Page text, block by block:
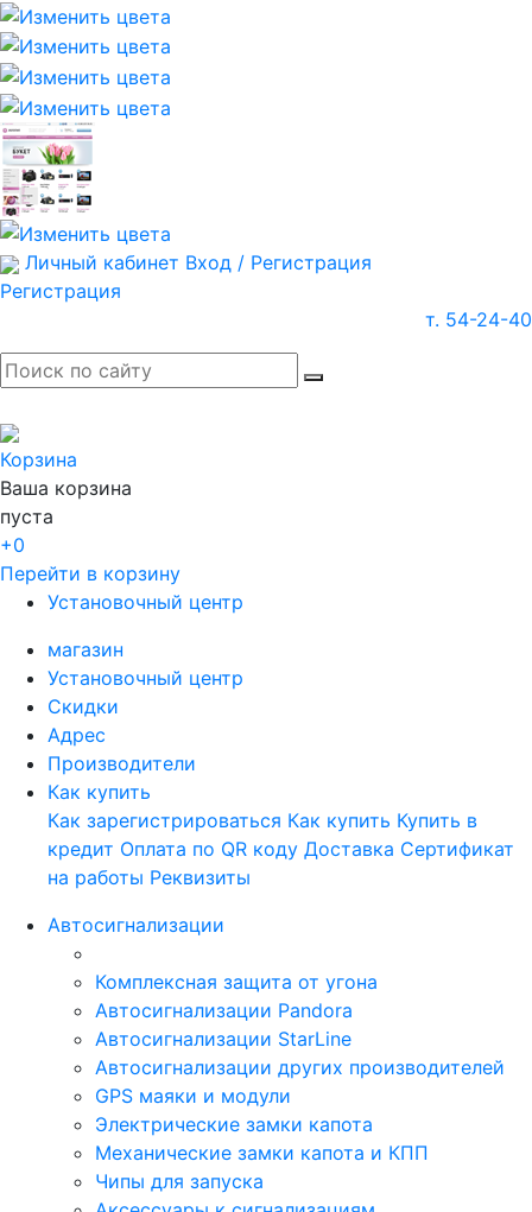
Личный кабинет Вход / Регистрация
Регистрация
т. 54-24-40
Корзина
Ваша корзина
пуста
+0
Перейти в корзину
Установочный центр
магазин
Установочный центр
Скидки
Адрес
Производители
Как купить
Как зарегистрироваться Как купить Купить в
кредит Оплата по QR коду Доставка Сертификат
на работы Реквизиты
Автосигнализации
Комплексная защита от угона
Автосигнализации Pandora
Автосигнализации StarLine
Автосигнализации других производителей
GPS маяки и модули
Электрические замки капота
Механические замки капота и КПП
Чипы для запуска